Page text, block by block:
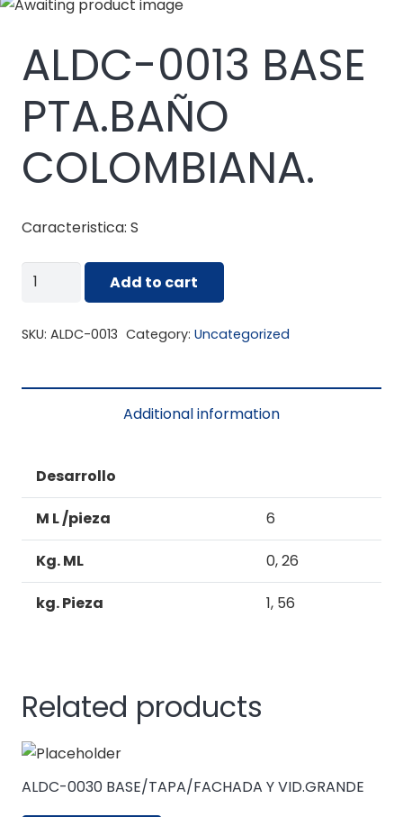
ALDC-0013 BASE
PTA.BAÑO
COLOMBIANA.
Caracteristica: S
ALDC-
Add to cart
SKU: ALDC-0013 Category: Uncategorized
Additional information
Desarrollo
M L /pieza 6
Kg. ML 0, 26
kg. Pieza 1, 56
Related products
ALDC-0030 BASE/TAPA/FACHADA Y VID.GRANDE